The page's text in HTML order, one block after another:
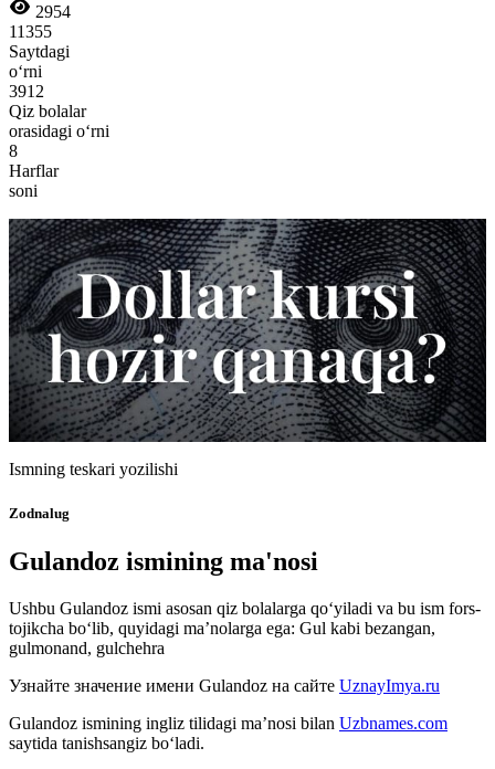
2954
11355
Saytdagi
o‘rni
3912
Qiz bolalar
orasidagi o‘rni
8
Harflar
soni
Ismning teskari yozilishi
Zodnalug
Gulandoz ismining ma'nosi
Ushbu Gulandoz ismi asosan qiz bolalarga qo‘yiladi va bu ism fors-
tojikcha bo‘lib, quyidagi ma’nolarga ega: Gul kabi bezangan,
gulmonand, gulchehra
Узнайте значение имени Gulandoz на сайте UznayImya.ru
Gulandoz ismining ingliz tilidagi ma’nosi bilan Uzbnames.com
saytida tanishsangiz bo‘ladi.